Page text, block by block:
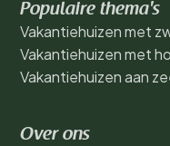
Populaire thema's
Vakantiehuizen met
Vakantiehuizen met
Vakantiehuizen aan
Over ons